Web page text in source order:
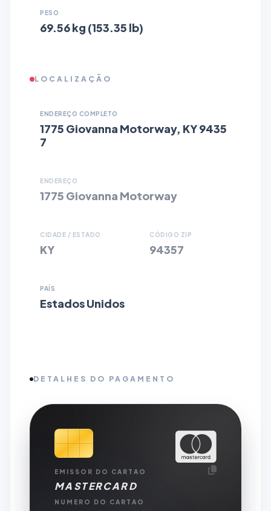
PESO
69.56 kg (153.35 lb)
LOCALIZAÇÃO
ENDEREÇO COMPLETO
1775 Giovanna Motorway, KY 9435
7
ENDEREÇO
1775 Giovanna Motorway
CIDADE / ESTADO
KY
CÓDIGO ZIP
94357
PAÍS
Estados Unidos
DETALHES DO PAGAMENTO
EMISSOR DO CARTAO
MASTERCARD
NUMERO DO CARTAO